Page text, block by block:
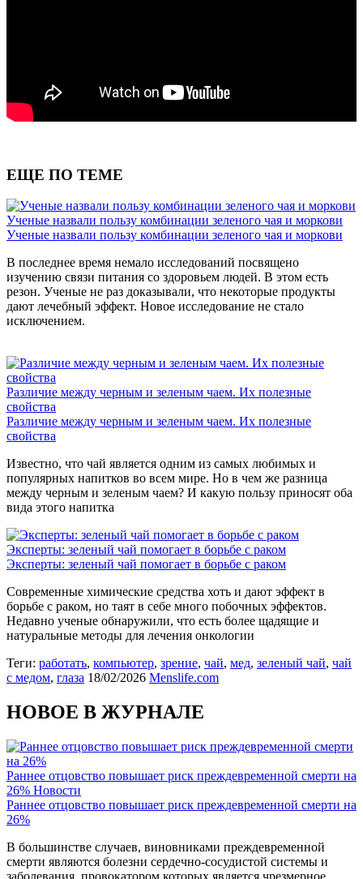
ЕЩЕ ПО ТЕМЕ
Ученые назвали пользу комбинации зеленого чая и моркови
Ученые назвали пользу комбинации зеленого чая и моркови
В последнее время немало исследований посвящено
изучению связи питания со здоровьем людей. В этом есть
резон. Ученые не раз доказывали, что некоторые продукты
дают лечебный эффект. Новое исследование не стало
исключением.
Различие между черным и зеленым чаем. Их полезные
свойства
Различие между черным и зеленым чаем. Их полезные
свойства
Известно, что чай является одним из самых любимых и
популярных напитков во всем мире. Но в чем же разница
между черным и зеленым чаем? И какую пользу приносят оба
вида этого напитка
Эксперты: зеленый чай помогает в борьбе с раком
Эксперты: зеленый чай помогает в борьбе с раком
Современные химические средства хоть и дают эффект в
борьбе с раком, но таят в себе много побочных эффектов.
Недавно ученые обнаружили, что есть более щадящие и
натуральные методы для лечения онкологии
Теги: работать, компьютер, зрение, чай, мед, зеленый чай, чай
с медом, глаза 18/02/2026 Menslife.com
НОВОЕ В ЖУРНАЛЕ
Раннее отцовство повышает риск преждевременной смерти на
26% Новости
Раннее отцовство повышает риск преждевременной смерти на
26%
В большинстве случаев, виновниками преждевременной
смерти являются болезни сердечно-сосудистой системы и